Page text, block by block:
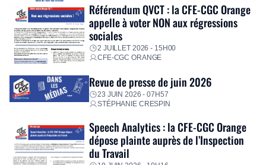
Référendum QVCT : la CFE-CGC Orange
appelle à voter NON aux régressions
sociales
2 JUILLET 2026 - 15H00
CFE-CGC ORANGE
Revue de presse de juin 2026
23 JUIN 2026 - 07H57
STÉPHANIE CRESPIN
Speech Analytics : la CFE-CGC Orange
dépose plainte auprès de l’Inspection
du Travail